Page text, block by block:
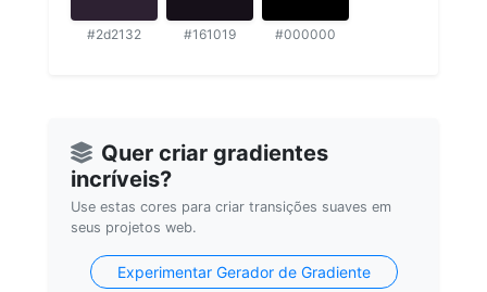
#2d2132 #161019 #000000
Quer criar gradientes
incríveis?
Use estas cores para criar transições suaves em
seus projetos web.
Experimentar Gerador de Gradiente